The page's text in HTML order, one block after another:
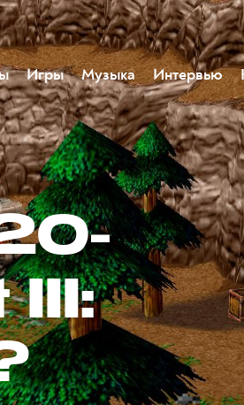
Игры Музыка Интервью